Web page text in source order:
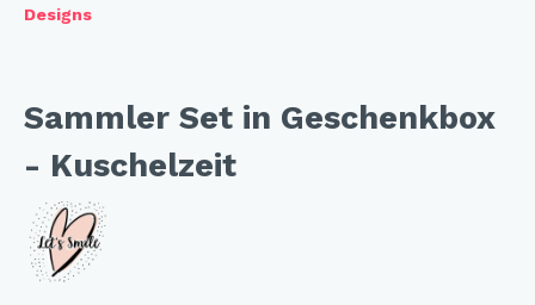
Designs
Sammler Set in Geschenkbox
- Kuschelzeit